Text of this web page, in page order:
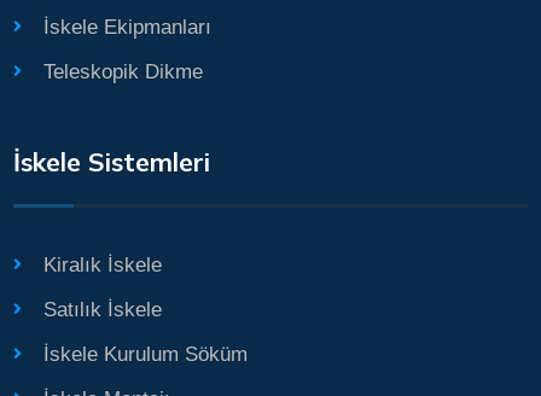
İskele Ekipmanları
Teleskopik Dikme
İskele Sistemleri
Kiralık İskele
Satılık İskele
İskele Kurulum Söküm